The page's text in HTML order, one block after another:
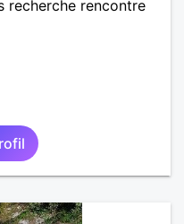
recherche rencontre